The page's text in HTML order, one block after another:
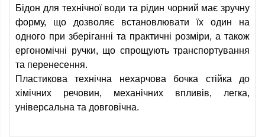
Бідон для технічної води та рідин чорний має зручну
форму, що дозволяє встановлювати їх один на
одного при зберіганні та практичні розміри, а також
ергономічні ручки, що спрощують транспортування
та перенесення.
Пластикова технічна нехарчова бочка стійка до
хімічних речовин, механічних впливів, легка,
універсальна та довговічна.